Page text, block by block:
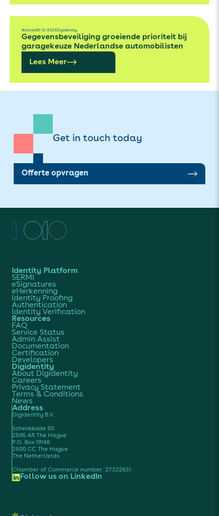
Articles06-12-2024Digidentity
Gegevensbeveiliging groeiende prioriteit bij
garagekeuze Nederlandse automobilisten
Lees Meer
Get in touch today
Offerte opvragen
Identity Platform
SERMI
eSignatures
eHerkenning
Identity Proofing
Authentication
Identity Verification
Resources
FAQ
Service Status
Admin Assist
Documentation
Certification
Developers
Digidentity
About Digidentity
Careers
Privacy Statement
Terms & Conditions
News
Address
Digidentity B.V.
Schenkkade 50
2595 AR The Hague
P.O. Box 19148
2500 CC The Hague
The Netherlands
Chamber of Commerce number: 27322631
Follow us on LinkedIn